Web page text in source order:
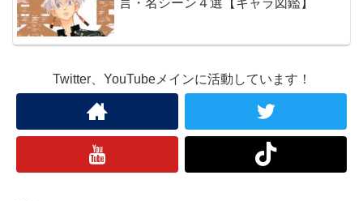
Twitter、YouTubeメインに活動しています！